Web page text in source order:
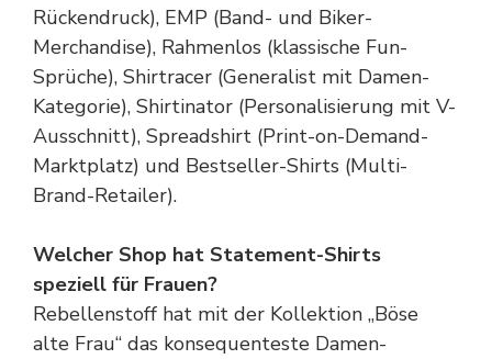
Rückendruck), EMP (Band- und Biker-
Merchandise), Rahmenlos (klassische Fun-
Sprüche), Shirtracer (Generalist mit Damen-
Kategorie), Shirtinator (Personalisierung mit V-
Ausschnitt), Spreadshirt (Print-on-Demand-
Marktplatz) und Bestseller-Shirts (Multi-
Brand-Retailer).
Welcher Shop hat Statement-Shirts
speziell für Frauen?
Rebellenstoff hat mit der Kollektion „Böse
alte Frau“ das konsequenteste Damen-